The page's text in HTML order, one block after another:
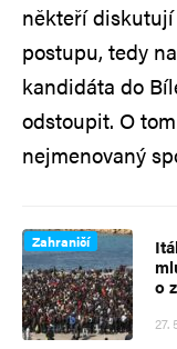
někteří
postupu, tedy
kandidáta do
odstoupit. O
nejmenovaný
Zahraničí
o
27.